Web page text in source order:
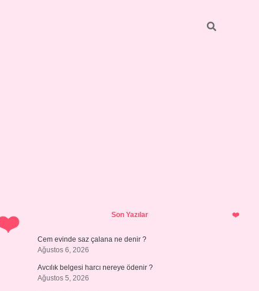
SidebarSon Yazılar
Cem evinde saz çalana ne denir ?
Ağustos 6, 2026
Avcılık belgesi harcı nereye ödenir ?
Ağustos 5, 2026